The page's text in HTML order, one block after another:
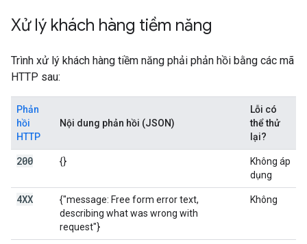
Xử lý khách hàng tiềm năng
Trình xử lý khách hàng tiềm năng phải phản hồi bằng các mã
HTTP sau:
Phản
hồi
HTTP
Nội dung phản hồi (JSON)
Lỗi có
thể thử
lại?
200 {}
Không áp
dụng
4XX
{"message: Free form error text,
describing what was wrong with
request"}
Không